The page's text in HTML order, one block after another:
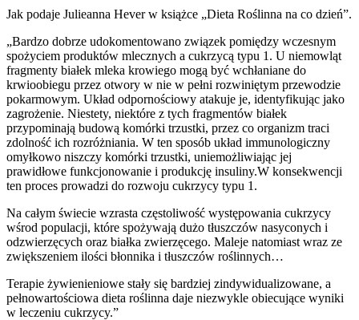
Jak podaje Julieanna Hever w książce „Dieta Roślinna na co dzień”.
„Bardzo dobrze udokomentowano związek pomiędzy wczesnym
spożyciem produktów mlecznych a cukrzycą typu 1. U niemowląt
fragmenty białek mleka krowiego mogą być wchłaniane do
krwioobiegu przez otwory w nie w pełni rozwiniętym przewodzie
pokarmowym. Układ odpornościowy atakuje je, identyfikując jako
zagrożenie. Niestety, niektóre z tych fragmentów białek
przypominają budową komórki trzustki, przez co organizm traci
zdolność ich rozróżniania. W ten sposób układ immunologiczny
omyłkowo niszczy komórki trzustki, uniemożliwiając jej
prawidłowe funkcjonowanie i produkcję insuliny.W konsekwencji
ten proces prowadzi do rozwoju cukrzycy typu 1.
Na całym świecie wzrasta częstoliwość występowania cukrzycy
wśrod populacji, które spożywają dużo tłuszczów nasyconych i
odzwierzęcych oraz białka zwierzęcego. Maleje natomiast wraz ze
zwiększeniem ilości błonnika i tłuszczów roślinnych…
Terapie żywienieniowe stały się bardziej zindywidualizowane, a
pełnowartościowa dieta roślinna daje niezwykle obiecujące wyniki
w leczeniu cukrzycy.”